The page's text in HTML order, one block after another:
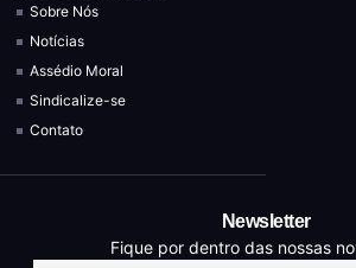
Sobre Nós
Notícias
Assédio Moral
Sindicalize-se
Contato
Newsletter
Fique por dentro das nossas